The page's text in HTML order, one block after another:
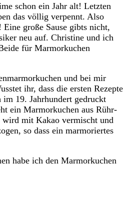
schon ein Jahr alt! Letzten
das völlig verpennt. Also
große Sause gibts nicht,
neu auf. Christine und ich
für Marmorkuchen
und bei mir
ihr, dass die ersten Rezepte
19. Jahrhundert gedruckt
ein Marmorkuchen aus Rühr-
wird mit Kakao vermischt und
so dass ein marmoriertes
habe ich den Marmorkuchen